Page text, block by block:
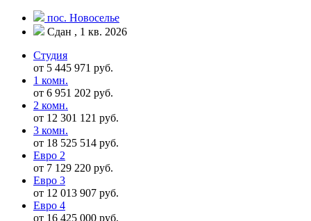
пос. Новоселье
Сдан , 1 кв. 2026
Студия
от 5 445 971 руб.
1 комн.
от 6 951 202 руб.
2 комн.
от 12 301 121 руб.
3 комн.
от 18 525 514 руб.
Евро 2
от 7 129 220 руб.
Евро 3
от 12 013 907 руб.
Евро 4
от 16 425 000 руб.